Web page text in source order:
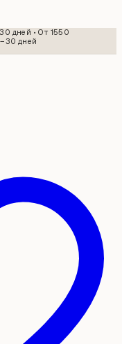
дней • От 1550
дней